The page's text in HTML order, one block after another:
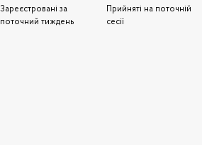
Зареєстровані за
поточний тиждень
Прийняті на поточній
сесії